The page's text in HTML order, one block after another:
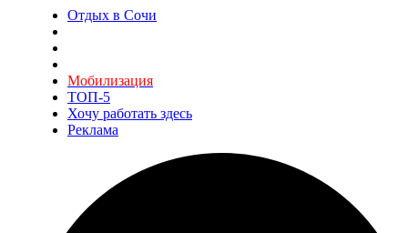
Отдых в Сочи
Мобилизация
ТОП-5
Хочу работать здесь
Реклама